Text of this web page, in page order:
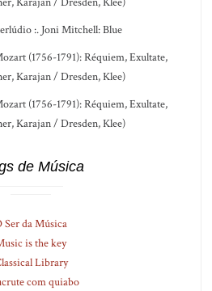
:. Joni Mitchell: Blue
(1756-1791): Réquiem, Exultate,
Karajan / Dresden, Klee)
(1756-1791): Réquiem, Exultate,
Karajan / Dresden, Klee)
de Música
Ser da Música
is the key
Library
com quiabo